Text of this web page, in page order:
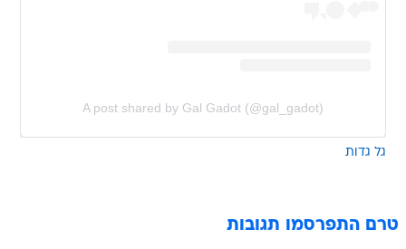
A post shared by Gal Gadot (@gal_gadot)
גל גדות
טרם התפרסמו תגובות